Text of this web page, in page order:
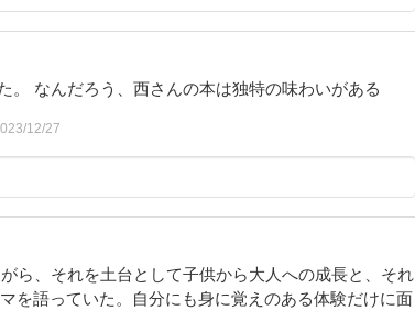
。 なんだろう、西さんの本は独特の味わいがある
12/27
ら、それを土台として子供から大人への成長と、それ
を語っていた。自分にも身に覚えのある体験だけに面